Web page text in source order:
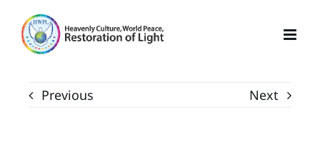
content
Previous Next